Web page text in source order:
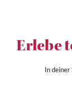
Erlebe
In deiner